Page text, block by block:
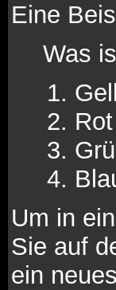
Eine
Was
Rot
Um in
Sie auf
ein